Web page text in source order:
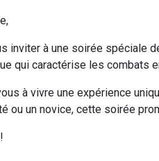
inviter à une soirée spéciale
qui caractérise les combats
à vivre une expérience
ou un novice, cette soirée